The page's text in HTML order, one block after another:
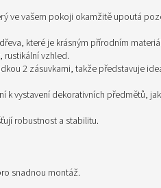
ve vašem pokoji okamžitě upoutá
které je krásným přírodním
rustikální vzhled.
2 zásuvkami, takže představuje
k vystavení dekorativních předmětů,
robustnost a stabilitu.
snadnou montáž.